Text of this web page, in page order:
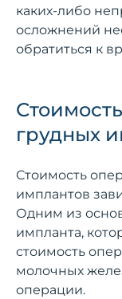
каких-либо
осложнений
обратиться к
грудных
Стоимость
имплантов
Одним из
импланта,
стоимость
молочных
операции.